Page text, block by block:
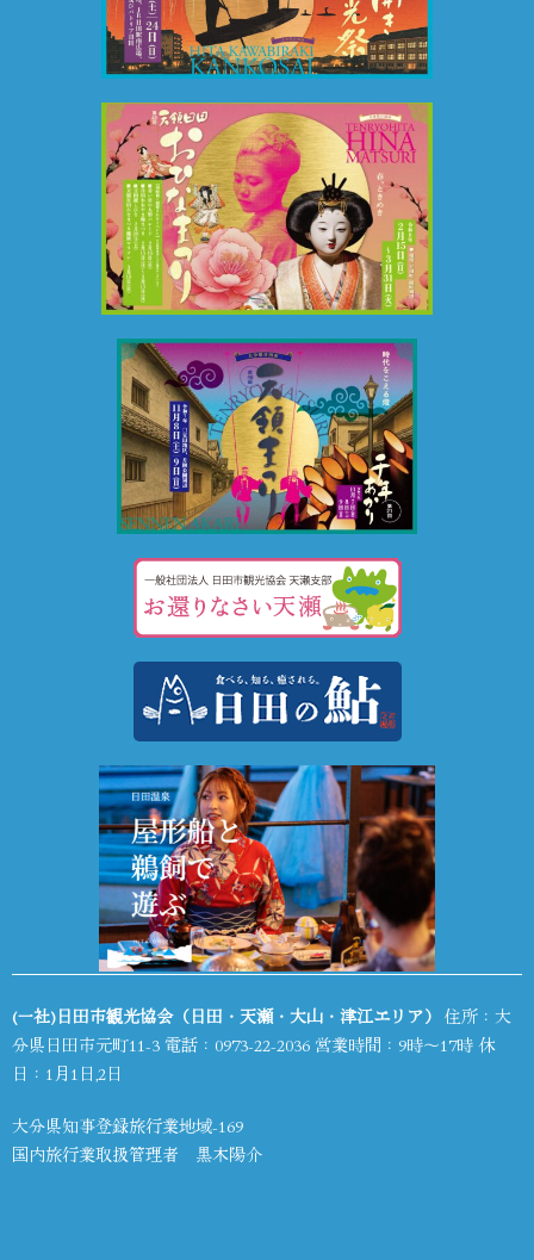
(一社)日田市観光協会（日田・天瀬・大山・津江エリア） 住所：大
分県日田市元町11-3 電話： 0973-22-2036 営業時間：9時～17時 休
日：1月1日,2日
大分県知事登録旅行業地域-169
国内旅行業取扱管理者 黒木陽介